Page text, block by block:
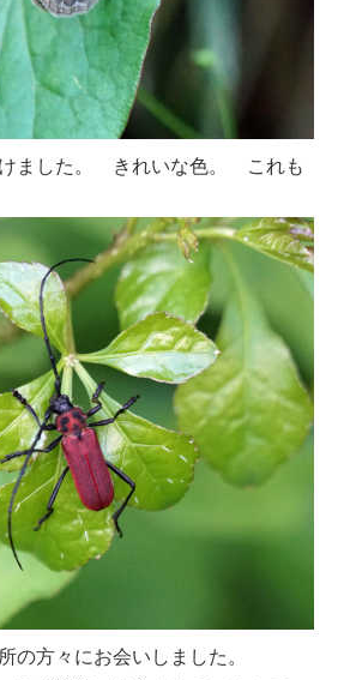
ました。 きれいな色。 これも
の方々にお会いしました。